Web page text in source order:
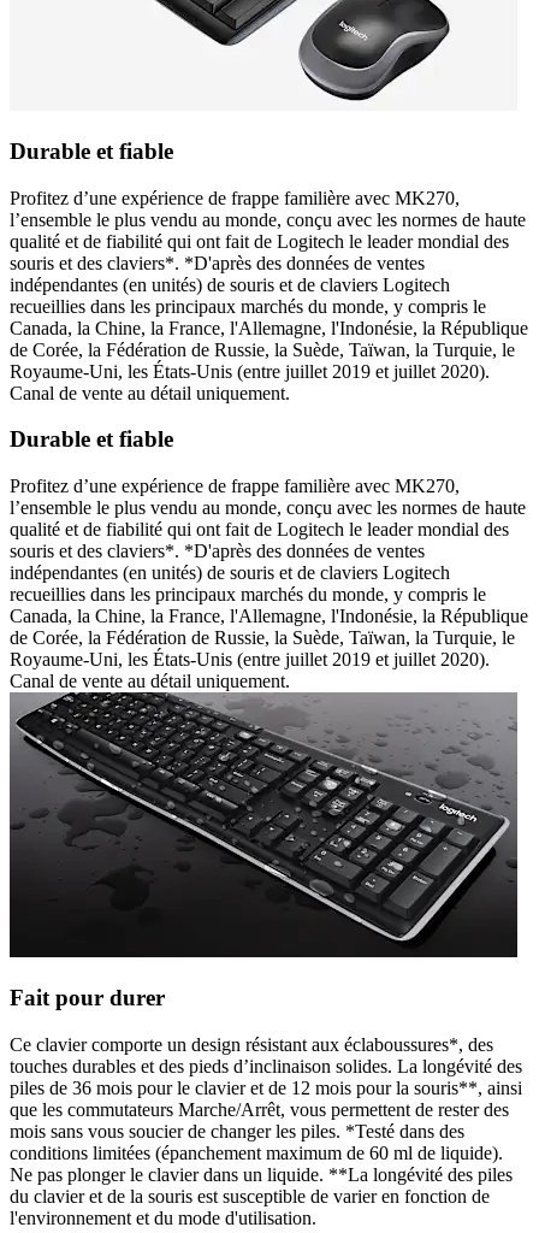
Durable et fiable
Profitez d’une expérience de frappe familière avec MK270,
l’ensemble le plus vendu au monde, conçu avec les normes de haute
qualité et de fiabilité qui ont fait de Logitech le leader mondial des
souris et des claviers*. *D'après des données de ventes
indépendantes (en unités) de souris et de claviers Logitech
recueillies dans les principaux marchés du monde, y compris le
Canada, la Chine, la France, l'Allemagne, l'Indonésie, la République
de Corée, la Fédération de Russie, la Suède, Taïwan, la Turquie, le
Royaume-Uni, les États-Unis (entre juillet 2019 et juillet 2020).
Canal de vente au détail uniquement.
Durable et fiable
Profitez d’une expérience de frappe familière avec MK270,
l’ensemble le plus vendu au monde, conçu avec les normes de haute
qualité et de fiabilité qui ont fait de Logitech le leader mondial des
souris et des claviers*. *D'après des données de ventes
indépendantes (en unités) de souris et de claviers Logitech
recueillies dans les principaux marchés du monde, y compris le
Canada, la Chine, la France, l'Allemagne, l'Indonésie, la République
de Corée, la Fédération de Russie, la Suède, Taïwan, la Turquie, le
Royaume-Uni, les États-Unis (entre juillet 2019 et juillet 2020).
Canal de vente au détail uniquement.
Fait pour durer
Ce clavier comporte un design résistant aux éclaboussures*, des
touches durables et des pieds d’inclinaison solides. La longévité des
piles de 36 mois pour le clavier et de 12 mois pour la souris**, ainsi
que les commutateurs Marche/Arrêt, vous permettent de rester des
mois sans vous soucier de changer les piles. *Testé dans des
conditions limitées (épanchement maximum de 60 ml de liquide).
Ne pas plonger le clavier dans un liquide. **La longévité des piles
du clavier et de la souris est susceptible de varier en fonction de
l'environnement et du mode d'utilisation.